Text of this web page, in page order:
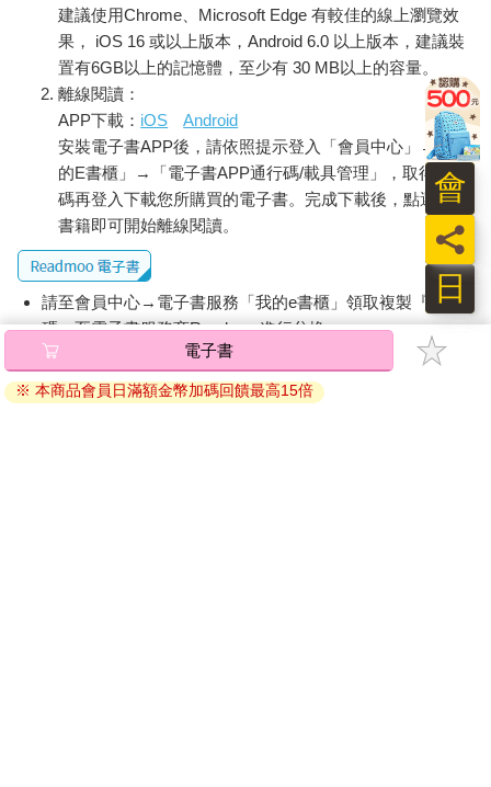
建議使用Chrome、Microsoft Edge 有較佳的線上瀏覽效
果， iOS 16 或以上版本，Android 6.0 以上版本，建議裝
置有6GB以上的記憶體，至少有 30 MB以上的容量。
離線閱讀：
APP下載： iOS
Android
安裝電子書APP後，請依照提示登入「會員中心」→「我
的E書櫃」→「電子書APP通行碼/載具管理」，取得通行
碼再登入下載您所購買的電子書。完成下載後，點選任一
書籍即可開始離線閱讀。
請至會員中心→電子書服務「我的e書櫃」領取複製『兌換
碼』至電子書服務商Readmoo進行兌換。
退換貨須知：
因版權保護，您在金石堂所購買的電子書僅能以金石堂專屬
電子書
※ 本商品會員日滿額金幣加碼回饋最高15倍
日
員
會